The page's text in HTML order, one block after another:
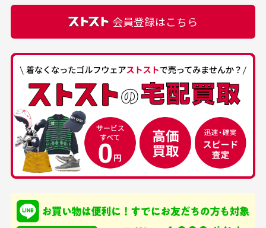
30代男性
中古ゴルフウェアの
品揃えがすごい
て、ここまでゴルフブラ
ンドの取り扱いがあるの
50代男性
安心して中古ウェア
を買えるお店です
品ですが綺麗に梱包され
ており商品を大切にして
カートの有効時間はありますか？
は自動的にカート内の商品が削除されますのでご注意
下さい。
お気に入り機能をご利用下さい。
ある場合もございます。
経年劣化について
当店では商品の管理には細心の注意を払っておりま
すが、経年により素材の劣化やパーツの強度低下が
生じている場合がございます。
銀行振込（前払い）
入金確認後商品発送となります。
※土曜、日曜、祝日は入金確認及び発送業務は致しておりま
会員登録はこちら